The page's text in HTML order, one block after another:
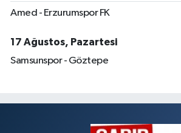
Amed - Erzurumspor FK
17 Ağustos, Pazartesi
Samsunspor - Göztepe